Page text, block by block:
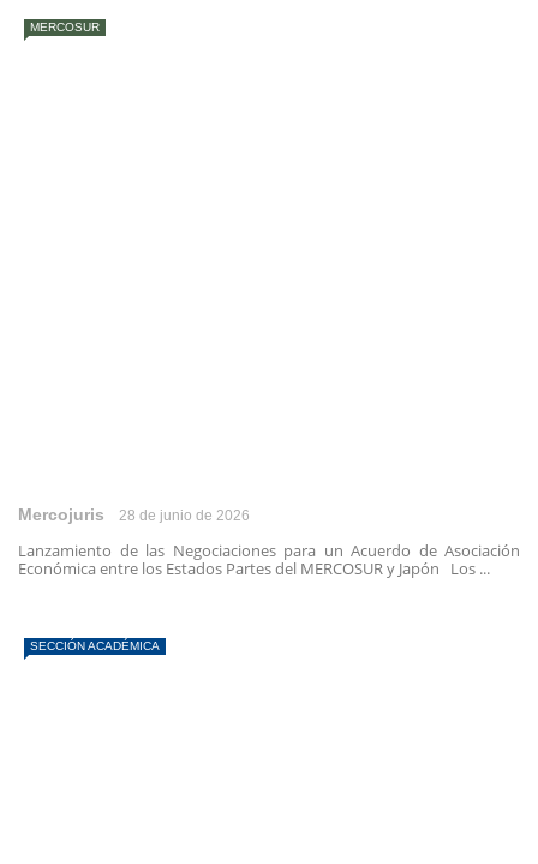
MERCOSUR
Mercojuris 28 de junio de 2026
Lanzamiento de las Negociaciones para un Acuerdo de Asociación
Económica entre los Estados Partes del MERCOSUR y Japón Los ...
SECCIÓN ACADÉMICA